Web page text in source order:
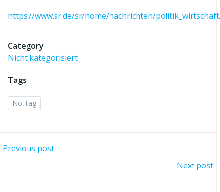
https://www.sr.de/sr/home/nachrichten/
Category
Nicht kategorisiert
Tags
No Tag
Beitragsnavigation
Previous post
Next post